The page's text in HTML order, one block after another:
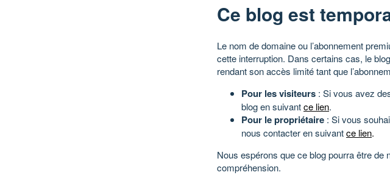
Ce blog est
Le nom de domaine ou l’abonnement
cette interruption. Dans certains cas, le
rendant son accès limité tant que
Pour les visiteurs : Si vous avez
blog en suivantce lien.
Pour le propriétaire : Si vous
nous contacter en suivantce lien.
Nous espérons que ce blog pourra être
compréhension.